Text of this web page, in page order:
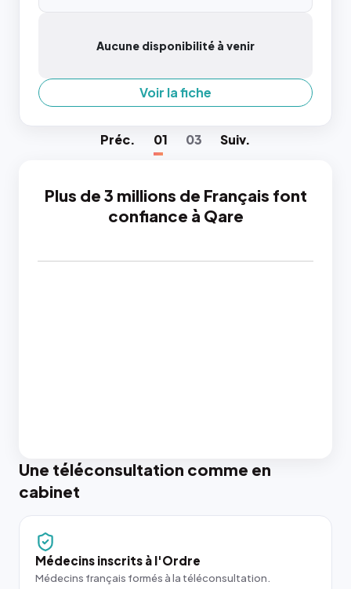
Aucune disponibilité à venir
Voir la fiche
Préc. 01 03 Suiv.
Plus de 3 millions de Français font
confiance à Qare
Une téléconsultation comme en
cabinet
Médecins inscrits à l'Ordre
Médecins français formés à la téléconsultation.